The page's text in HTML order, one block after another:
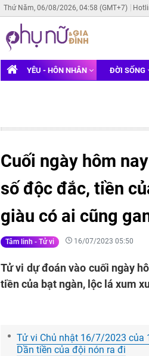
Thứ Năm, 06/08/2026, 04:58 (GMT+7)
YÊU - HÔN NHÂN ĐỜI SỐNG
Cuối ngày hôm
số độc đắc, tiền
giàu có ai cũng
Tâm linh - Tử vi 16/07/2023 05:50
Tử vi dự đoán vào cuối ngày
tiền của bạt ngàn, lộc lá xum
Tử vi Chủ nhật 16/7/2023 của
Dần tiền của đội nón ra đi